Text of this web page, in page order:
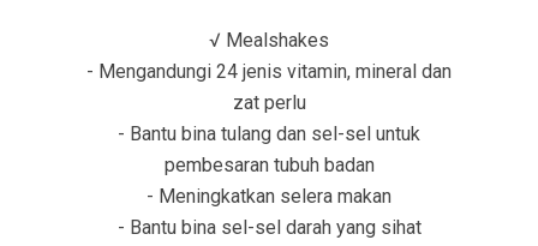
√ Mealshakes
- Mengandungi 24 jenis vitamin, mineral dan
zat perlu
- Bantu bina tulang dan sel-sel untuk
pembesaran tubuh badan
- Meningkatkan selera makan
- Bantu bina sel-sel darah yang sihat